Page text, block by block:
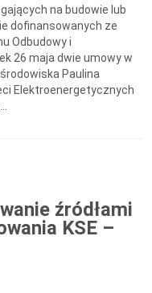
na budowie lub
dofinansowanych ze
Odbudowy i
26 maja dwie umowy w
Paulina
Elektroenergetycznych
źródłami
KSE –